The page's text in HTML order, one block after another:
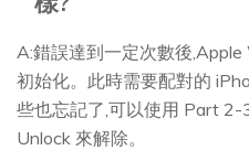
A:錯誤達到一定次數後
初始化。此時需要配對的
些也忘記了,可以使用 Part 2-
Unlock 來解除。